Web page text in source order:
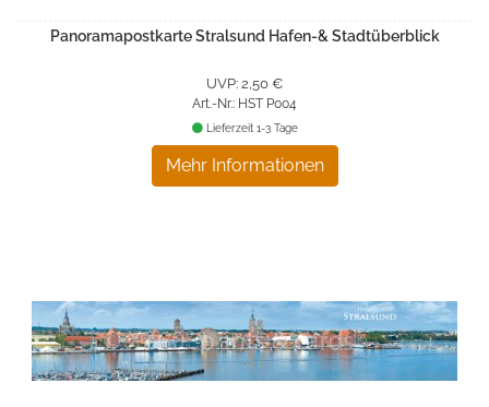
Panoramapostkarte Stralsund Hafen-& Stadtüberblick
UVP: 2,50 €
Art.-Nr.: HST P004
Mehr Informationen
Lieferzeit 1-3 Tage